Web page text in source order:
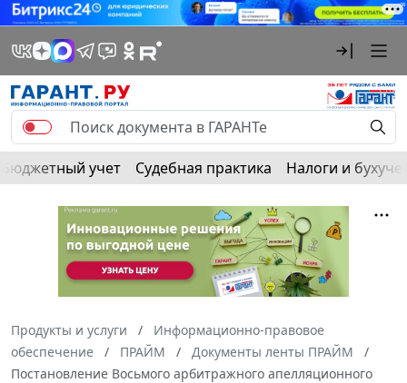
Бюджетный учет Судебная практика Налоги и
Продукты и услуги
Информационно-правовое
обеспечение
ПРАЙМ
Документы ленты ПРАЙМ
Постановление Восьмого арбитражного апелляционного